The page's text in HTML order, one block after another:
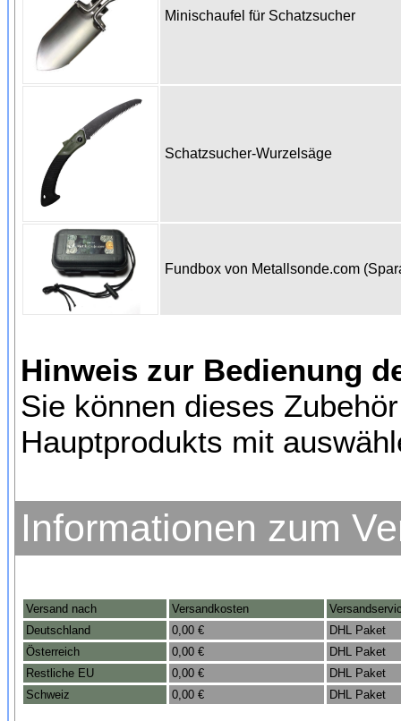
Minischaufel für Schatzsucher
Schatzsucher-Wurzelsäge
Fundbox von Metallsonde.com
Hinweis zur Bedienung
Sie können dieses
Hauptprodukts mit
Informationen zum
Versand nach Versandkosten
Deutschland
0,00 €
DHL Paket
Österreich
0,00 €
DHL Paket
Restliche EU
0,00 €
DHL Paket
Schweiz
0,00 € DHL Paket